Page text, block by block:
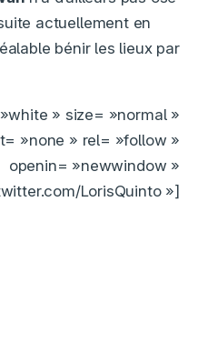
actuellement en
bénir les lieux par
» size= »normal »
»none » rel= »follow »
openin= »newwindow »
LorisQuinto »]